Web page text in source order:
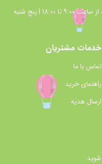
ساعت پاسخگويي شنبه تا چهار شنبه از ساعت 9:00 تا 18:00 | پنج شنبه
خدمات مشتریان
تماس با ما
راهنمای خرید
ارسال هدیه